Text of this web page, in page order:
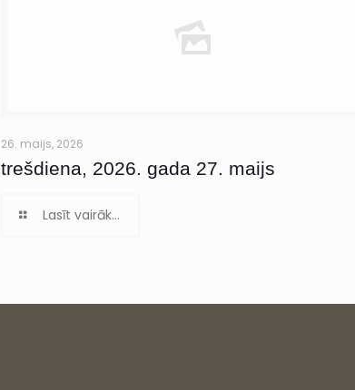
26. maijs, 2026
trešdiena, 2026. gada 27. maijs
Lasīt vairāk...